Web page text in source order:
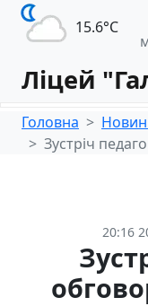
15.6°С
Ліцей
Головна
Зустріч
20:16